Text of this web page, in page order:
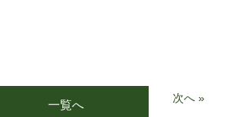
一覧へ 次へ »